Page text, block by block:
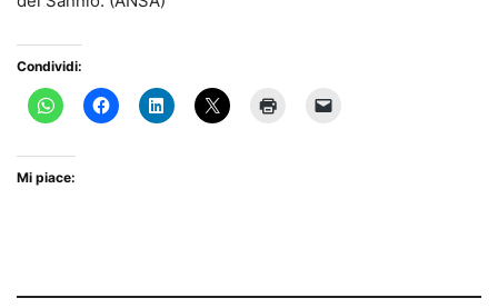
Condividi:
Mi piace: